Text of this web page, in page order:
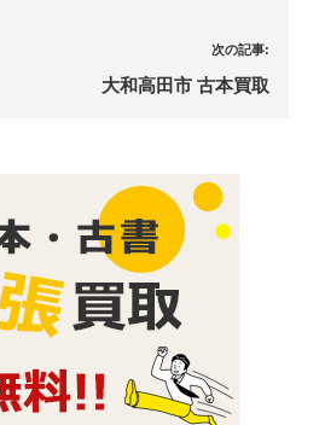
次の記事:
大和高田市 古本買取